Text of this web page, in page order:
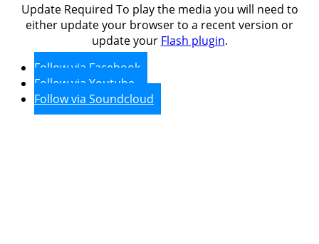
Update Required To play the media you will need to
either update your browser to a recent version or
update your Flash plugin.
Follow via Facebook
Follow via Youtube
Follow via Soundcloud